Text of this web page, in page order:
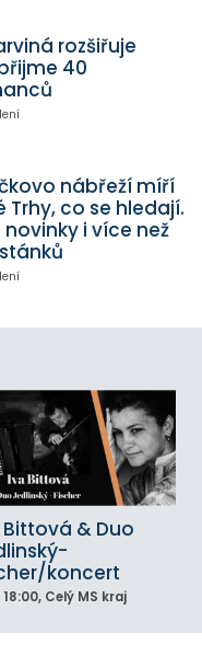
rozšiřuje
40
nábřeží míří
Trhy, co se hledají.
novinky i více než
Bittová & Duo
koncert
18:00, Celý MS kraj